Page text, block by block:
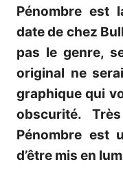
Pénombre est
date de chez
pas le genre,
original ne
graphique qui
obscurité.
Pénombre est
d’être mis en